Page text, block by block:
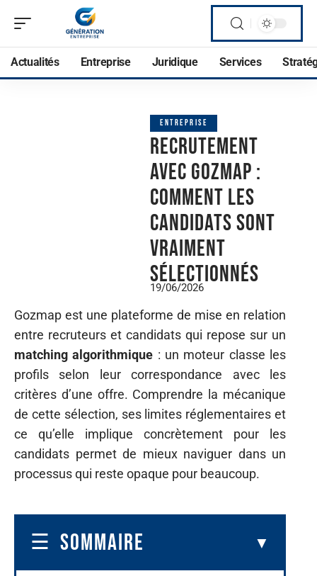
Actualités Entreprise Juridique Services
ENTREPRISE
Recrutement
avec Gozmap :
comment les
candidats sont
vraiment
sélectionnés
19/06/2026
Gozmap est une plateforme de mise en relation
entre recruteurs et candidats qui repose sur un
matching algorithmique : un moteur classe les
profils selon leur correspondance avec les
critères d’une offre. Comprendre la mécanique
de cette sélection, ses limites réglementaires et
ce qu’elle implique concrètement pour les
candidats permet de mieux naviguer dans un
processus qui reste opaque pour beaucoup.
SOMMAIRE